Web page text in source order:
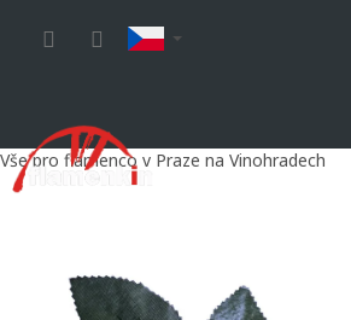
Vše pro flamenco v Praze na Vinohradech